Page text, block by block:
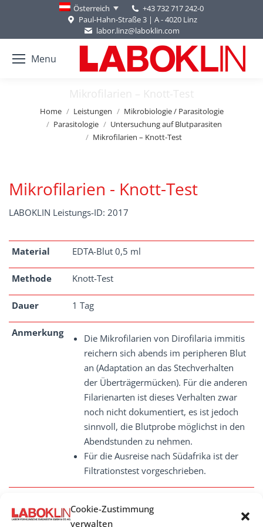
Cookie-Zustimmung
verwalten
Österreich
+43 732 717 242-0
Paul-Hahn-Straße 3 | A - 4020 Linz
labor.linz@laboklin.com
Menu
Mikrofilarien – Knott-Test
You are here:
Home Leistungen
Mikrobiologie / Parasitologie
Parasitologie
Untersuchung auf Blutparasiten
Mikrofilarien – Knott-Test
Mikrofilarien - Knott-Test
LABOKLIN Leistungs-ID: 2017
Material EDTA-Blut 0,5 ml
Methode Knott-Test
Dauer 1 Tag
Anmerkung
Die Mikrofilarien von Dirofilaria immitis
reichern sich abends im peripheren Blut
an (Adaptation an das Stechverhalten
der Überträgermücken). Für die anderen
Filarienarten ist dieses Verhalten zwar
noch nicht dokumentiert, es ist jedoch
sinnvoll, die Blutprobe möglichst in den
Abendstunden zu nehmen.
Für die Ausreise nach Südafrika ist der
Filtrationstest vorgeschrieben.